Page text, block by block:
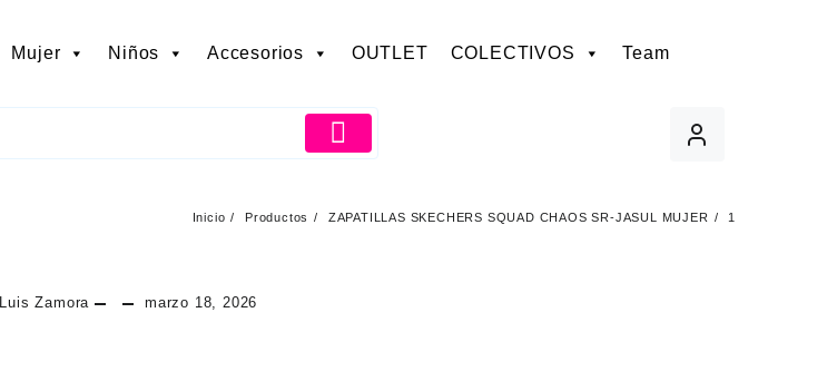
Mujer Niños Accesorios OUTLET COLECTIVOS Team
Inicio Productos ZAPATILLAS SKECHERS SQUAD CHAOS SR-JASUL MUJER 1
Luis Zamora marzo 18, 2026